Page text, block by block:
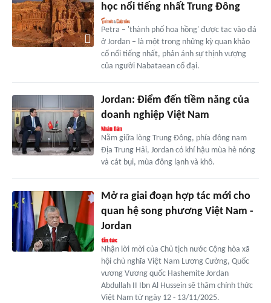
học nổi tiếng nhất Trung Đông
Petra – 'thành phố hoa hồng' được tạc vào đá
ở Jordan – là một trong những kỳ quan khảo
cổ nổi tiếng nhất, phản ánh sự thịnh vượng
của người Nabataean cổ đại.
Jordan: Điểm đến tiềm năng của
doanh nghiệp Việt Nam
Nằm giữa lòng Trung Đông, phía đông nam
Địa Trung Hải, Jordan có khí hậu mùa hè nóng
và cát bụi, mùa đông lạnh và khô.
Mở ra giai đoạn hợp tác mới cho
quan hệ song phương Việt Nam -
Jordan
Nhận lời mời của Chủ tịch nước Cộng hòa xã
hội chủ nghĩa Việt Nam Lương Cường, Quốc
vương Vương quốc Hashemite Jordan
Abdullah II Ibn Al Hussein sẽ thăm chính thức
Việt Nam từ ngày 12 - 13/11/2025.